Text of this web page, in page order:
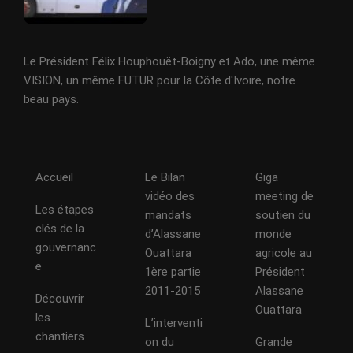
Le Président Félix Houphouët-Boigny et Ado, une même
VISION, un même FUTUR pour la Côte d'Ivoire, notre
beau pays.
Accueil
Les étapes
clés de la
gouvernanc
e
Découvrir
les
chantiers
Le Bilan
vidéo des
mandats
d’Alassane
Ouattara
1ère partie
2011-2015
L’interventi
on du
Giga
meeting de
soutien du
monde
agricole au
Président
Alassane
Ouattara
Grande